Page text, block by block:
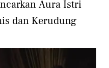
Aura Istri
dan Kerudung